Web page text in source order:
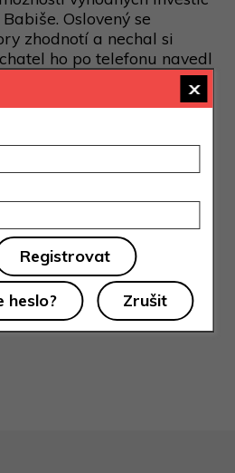
Oslovený se
zhodnotí a nechal si
ho po telefonu navedl
zaslal dle jeho pokynů
pouze registrovaný a
Registrovat
heslo?